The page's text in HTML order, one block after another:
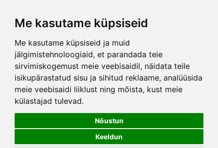
Me kasutame küpsiseid
Me kasutame küpsiseid ja muid
jälgimistehnoloogiaid, et parandada teie
sirvimiskogemust meie veebisaidil, näidata teile
isikupärastatud sisu ja sihitud reklaame, analüüsida
meie veebisaidi liiklust ning mõista, kust meie
külastajad tulevad.
Nõustun
Keeldun